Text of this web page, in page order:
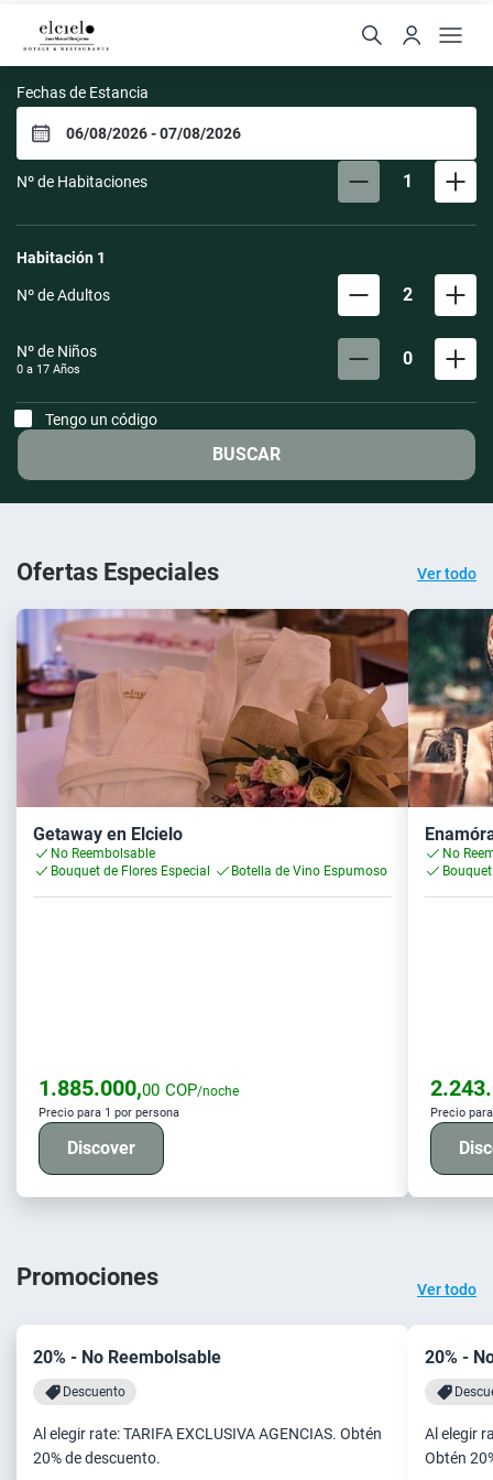
El Cielo Hotel
Fechas de Estancia
Nº de Habitaciones 1
Habitación 1
Nº de Adultos 2
Nº de Niños
0 a 17 Años 0
Tengo un código
BUSCAR
Ofertas Especiales Ver todo
Getaway en Elcielo
No Reembolsable
Bouquet de Flores Especial
Botella de Vino Espumoso
1.885.000,00 COP/noche
Precio para 1 por persona
Discover
No
Precio
Promociones Ver todo
20% - No Reembolsable
Descuento
Al elegir rate: TARIFA EXCLUSIVA AGENCIAS. Obtén
20% de descuento.
20% -
Al elegir
Obtén